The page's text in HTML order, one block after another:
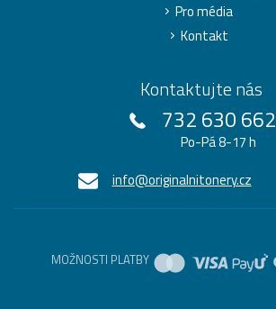
Pro média
Kontakt
Kontaktujte nás
732 630 662
Po-Pá 8-17 h
info@originalnitonery.cz
MOŽNOSTI PLATBY